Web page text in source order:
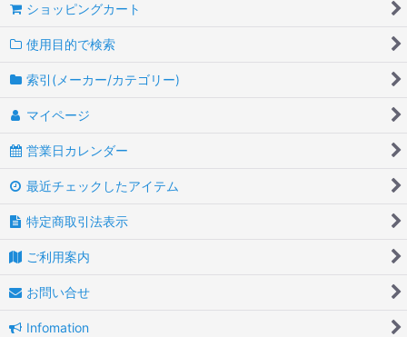
ショッピングカート
使用目的で検索
索引(メーカー/カテゴリー)
マイページ
営業日カレンダー
最近チェックしたアイテム
特定商取引法表示
ご利用案内
お問い合せ
Infomation